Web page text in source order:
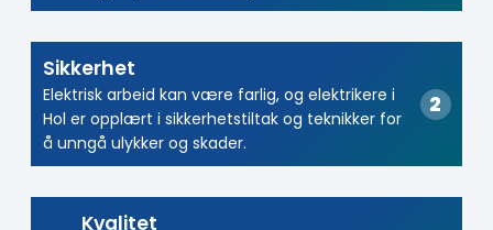
Sikkerhet
Elektrisk arbeid kan være farlig, og elektrikere i
Hol er opplært i sikkerhetstiltak og teknikker for
å unngå ulykker og skader.
Kvalitet